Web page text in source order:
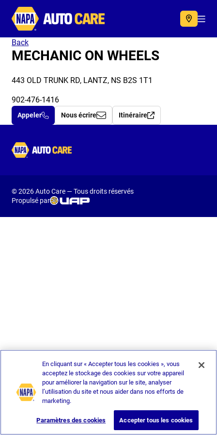
Autocare
Back
MECHANIC ON WHEELS
443 OLD TRUNK RD, LANTZ, NS B2S 1T1
902-476-1416
Appeler Nous écrire Itinéraire
Autocare
© 2026 Auto Care — Tous droits réservés
Propulsé par
En cliquant sur « Accepter tous les cookies », vous
acceptez le stockage des cookies sur votre appareil
pour améliorer la navigation sur le site, analyser
l’utilisation du site et nous aider dans nos efforts de
marketing.
Paramètres des cookies Accepter tous les cookies